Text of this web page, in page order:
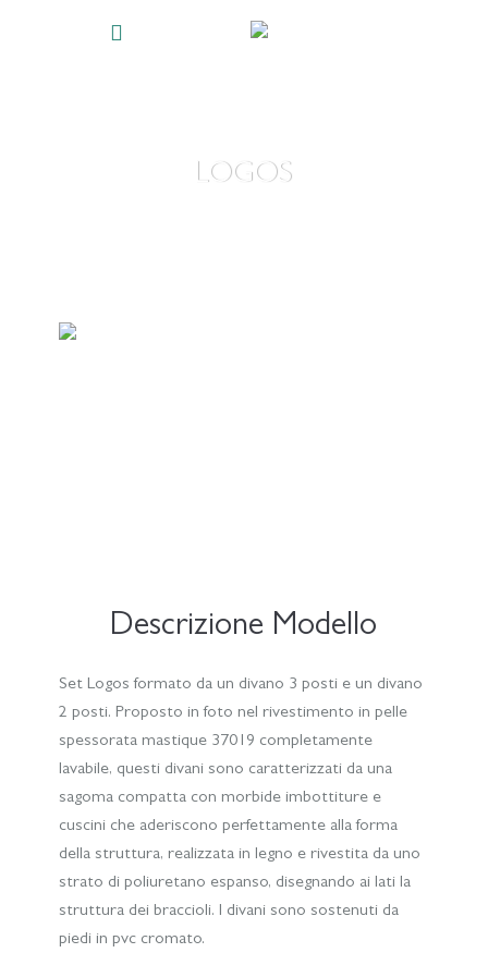
LOGOS
Descrizione Modello
Set Logos formato da un divano 3 posti e un divano
2 posti. Proposto in foto nel rivestimento in pelle
spessorata mastique 37019 completamente
lavabile, questi divani sono caratterizzati da una
sagoma compatta con morbide imbottiture e
cuscini che aderiscono perfettamente alla forma
della struttura, realizzata in legno e rivestita da uno
strato di poliuretano espanso, disegnando ai lati la
struttura dei braccioli. I divani sono sostenuti da
piedi in pvc cromato.